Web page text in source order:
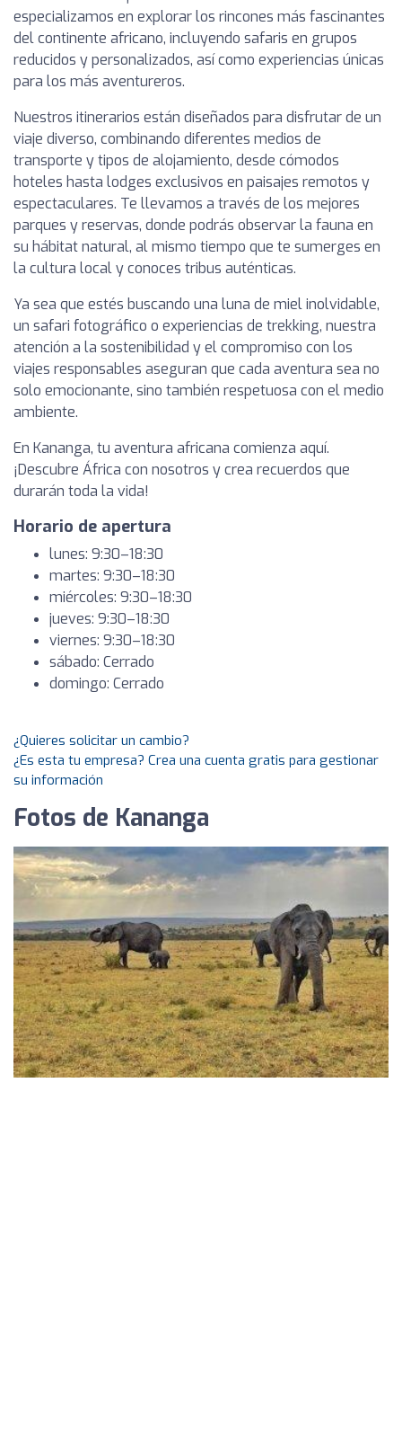
especializamos en explorar los rincones más fascinantes
del continente africano, incluyendo safaris en grupos
reducidos y personalizados, así como experiencias únicas
para los más aventureros.
Nuestros itinerarios están diseñados para disfrutar de un
viaje diverso, combinando diferentes medios de
transporte y tipos de alojamiento, desde cómodos
hoteles hasta lodges exclusivos en paisajes remotos y
espectaculares. Te llevamos a través de los mejores
parques y reservas, donde podrás observar la fauna en
su hábitat natural, al mismo tiempo que te sumerges en
la cultura local y conoces tribus auténticas.
Ya sea que estés buscando una luna de miel inolvidable,
un safari fotográfico o experiencias de trekking, nuestra
atención a la sostenibilidad y el compromiso con los
viajes responsables aseguran que cada aventura sea no
solo emocionante, sino también respetuosa con el medio
ambiente.
En Kananga, tu aventura africana comienza aquí.
¡Descubre África con nosotros y crea recuerdos que
durarán toda la vida!
Horario de apertura
lunes: 9:30–18:30
martes: 9:30–18:30
miércoles: 9:30–18:30
jueves: 9:30–18:30
viernes: 9:30–18:30
sábado: Cerrado
domingo: Cerrado
¿Quieres solicitar un cambio?
¿Es esta tu empresa? Crea una cuenta gratis para gestionar
su información
Fotos de Kananga